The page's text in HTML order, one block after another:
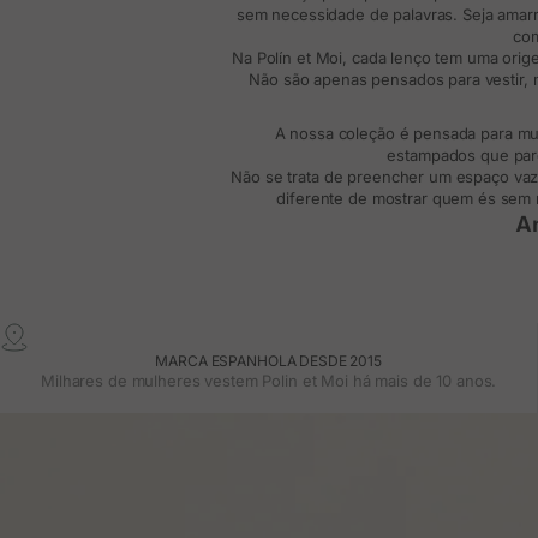
sem necessidade de palavras. Seja
Na Polín et Moi , cada lenço tem uma
Não são apenas pensados para vestir,
A nossa coleção é pensada para
estampados que
Não se trata de preencher um espaço
diferente de mostrar quem és sem
Há tantas formas de usar um lenço
Se procuras um lenço que não só
MARCA ESPANHOLA DESDE 2015
Milhares de mulheres vestem Polin et Moi há mais de 10 anos.